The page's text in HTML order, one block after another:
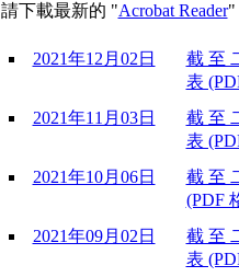
請下載最新的 "Acrobat Reader"
2021年12月02日
截 至
表
2021年11月03日
截 至
表
2021年10月06日
截 至
(PDF
2021年09月02日
截 至
表